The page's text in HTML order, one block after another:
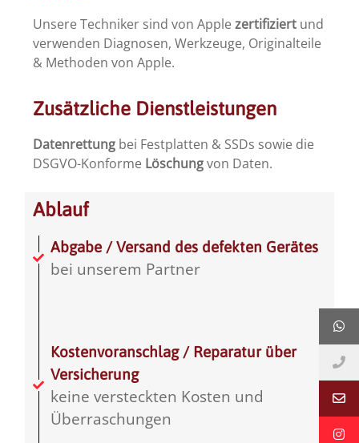
Unsere Techniker sind von Applezertifiziert und
verwenden Diagnosen, Werkzeuge, Originalteile
& Methoden von Apple.
Zusätzliche Dienstleistungen
Datenrettung bei Festplatten & SSDs sowie die
DSGVO-Konforme Löschungvon Daten.
Ablauf
Abgabe / Versand des defekten Gerätes
bei unserem Partner
Kostenvoranschlag / Reparatur über
Versicherung
keine versteckten Kosten und
Überraschungen